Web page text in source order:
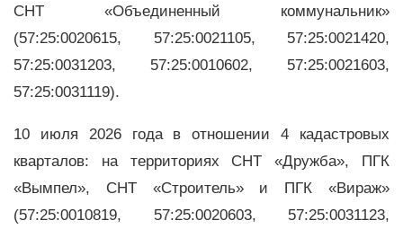
СНТ «Объединенный коммунальник»
(57:25:0020615, 57:25:0021105, 57:25:0021420,
57:25:0031203, 57:25:0010602, 57:25:0021603,
57:25:0031119).
10 июля 2026 года в отношении 4 кадастровых
кварталов: на территориях СНТ «Дружба», ПГК
«Вымпел», СНТ «Строитель» и ПГК «Вираж»
(57:25:0010819, 57:25:0020603, 57:25:0031123,